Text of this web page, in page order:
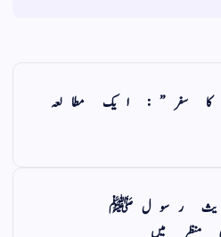
سفر”: ایک مطالعہ
رسولﷺ